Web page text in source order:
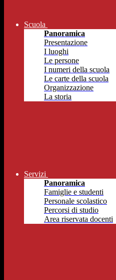
Scuola
Panoramica
Presentazione
I luoghi
Le persone
I numeri della scuola
Le carte della scuola
Organizzazione
La storia
Servizi
Panoramica
Famiglie e studenti
Personale scolastico
Percorsi di studio
Area riservata docenti